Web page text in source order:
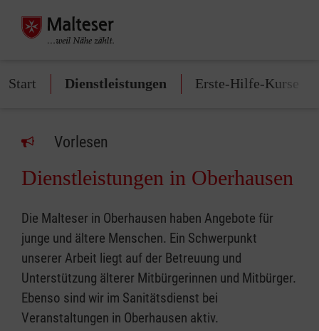
Start Dienstleistungen Erste-Hilfe-Kurse
Vorlesen
Dienstleistungen in Oberhausen
Die Malteser in Oberhausen haben Angebote für
junge und ältere Menschen. Ein Schwerpunkt
unserer Arbeit liegt auf der Betreuung und
Unterstützung älterer Mitbürgerinnen und Mitbürger.
Ebenso sind wir im Sanitätsdienst bei
Veranstaltungen in Oberhausen aktiv.